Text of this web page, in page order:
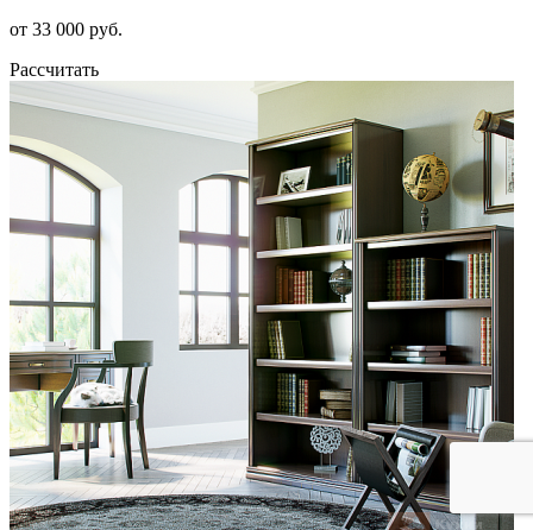
от 33 000 руб.
Рассчитать